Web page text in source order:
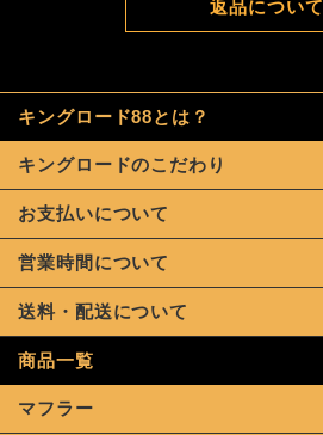
返品について
キングロード88とは？
キングロードのこだわり
お支払いについて
営業時間について
送料・配送について
商品一覧
マフラー